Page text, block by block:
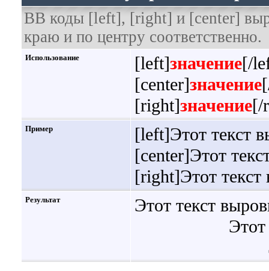
BB коды [left], [right] и [center]
краю и по центру соответственно.
Использование [left]значение[/
[center]значение
[right]значение[/
Пример
[left]Этот текст
[center]Этот
[right]Этот
Результат
Этот текст